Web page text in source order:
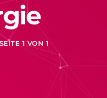
1 VON 1